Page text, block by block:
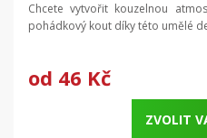
Chcete vytvořit kouzelnou
pohádkový kout díky této umělé
od 46 Kč
ZVOLIT